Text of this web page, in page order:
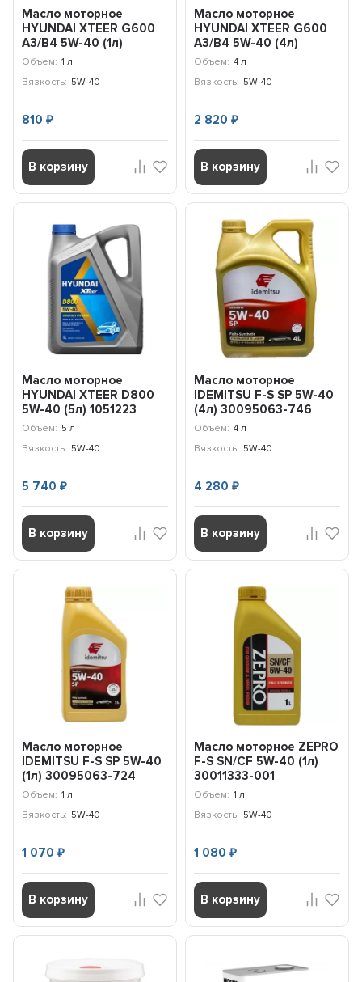
Масло моторное
HYUNDAI XTEER G600
A3/B4 5W-40 (1л)
1017002
Объем: 1 л
Вязкость: 5W-40
810₽
В корзину
Масло моторное
HYUNDAI XTEER G600
A3/B4 5W-40 (4л)
1047002
Объем: 4 л
Вязкость: 5W-40
2 820 ₽
В корзину
Масло моторное
HYUNDAI XTEER D800
5W-40 (5л) 1051223
Объем: 5 л
Вязкость: 5W-40
5 740₽
В корзину
Масло моторное
IDEMITSU F-S SP 5W-40
(4л) 30095063-746
Объем: 4 л
Вязкость: 5W-40
4 280 ₽
В корзину
Масло моторное
IDEMITSU F-S SP 5W-40
(1л) 30095063-724
Объем: 1 л
Вязкость: 5W-40
1 070₽
В корзину
Масло моторное ZEPRO
F-S SN/CF 5W-40 (1л)
30011333-001
Объем: 1 л
Вязкость: 5W-40
1 080 ₽
В корзину